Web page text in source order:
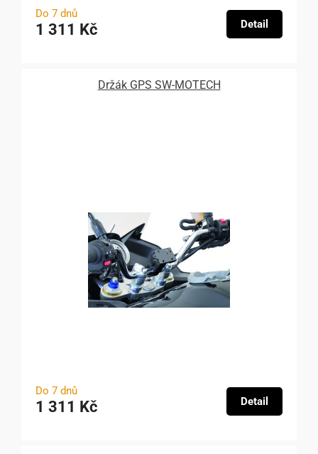
Do 7 dnů
1 311 Kč Detail
Držák GPS SW-MOTECH
Do 7 dnů
1 311 Kč Detail